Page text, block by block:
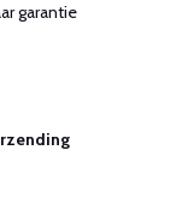
garantie